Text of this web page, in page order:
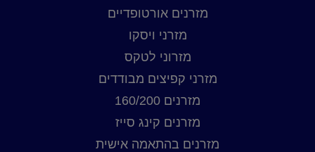
מזרנים אורטופדיים
מזרני ויסקו
מזרוני לטקס
מזרני קפיצים מבודדים
מזרנים 160/200
מזרנים קינג סייז
מזרנים בהתאמה אישית